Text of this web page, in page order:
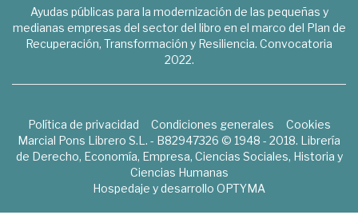
Ayudas públicas para la modernización de las pequeñas y
medianas empresas del sector del libro en el marco del Plan de
Recuperación, Transformación y Resiliencia. Convocatoria
2022.
Política de privacidad Condiciones generales
Cookies
Marcial Pons Librero S.L. - B82947326 © 1948 - 2018. Librería
de Derecho, Economía, Empresa, Ciencias Sociales, Historia y
Ciencias Humanas
Hospedaje y desarrollo OPTYMA